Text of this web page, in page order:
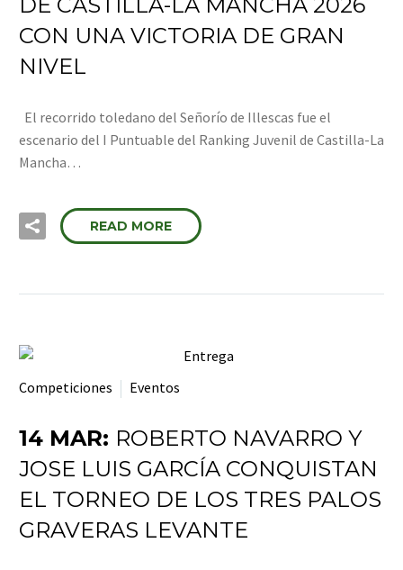
CON UNA VICTORIA DE GRAN
NIVEL
El recorrido toledano del Señorío de Illescas fue el
escenario del I Puntuable del Ranking Juvenil de Castilla-La
Mancha…
READ MORE
Competiciones Eventos
14 MAR: ROBERTO NAVARRO Y
JOSE LUIS GARCÍA CONQUISTAN
EL TORNEO DE LOS TRES PALOS
GRAVERAS LEVANTE